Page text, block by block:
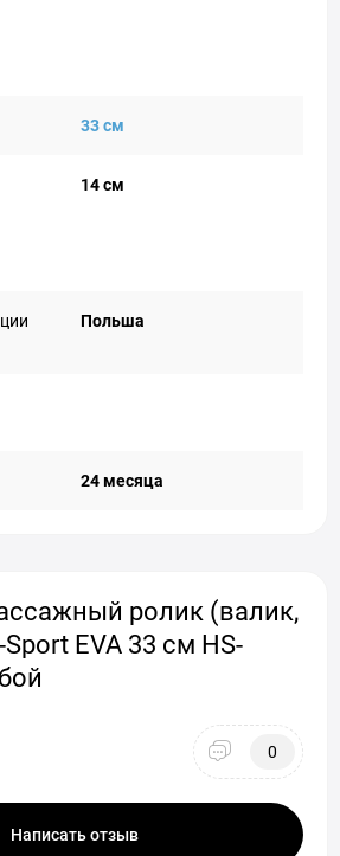
33 см
14 см
Польша
24 месяца
ролик (валик,
EVA 33 см HS-
0
Написать отзыв